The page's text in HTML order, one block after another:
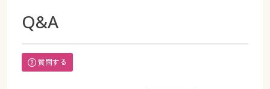
Q&A
質問する